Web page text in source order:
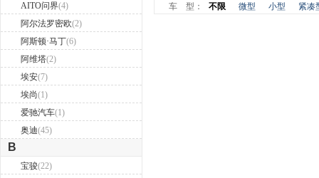
AITO问界(4)
阿尔法罗密欧(2)
阿斯顿·马丁(6)
阿维塔(2)
埃安(7)
埃尚(1)
爱驰汽车(1)
奥迪(45)
B
宝骏(22)
车 型： 不限 微型 小型 紧凑